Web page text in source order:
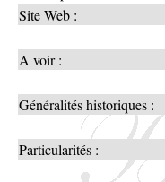
Site Web :
A voir :
Généralités historiques :
Particularités :